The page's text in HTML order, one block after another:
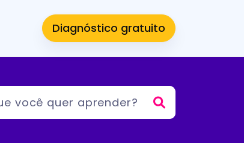
Diagnóstico gratuito